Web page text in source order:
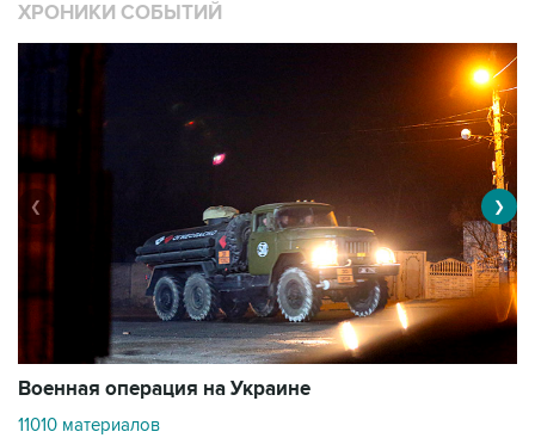
ХРОНИКИ СОБЫТИЙ
Военная операция на Украине
11010 материалов
❮ ❯